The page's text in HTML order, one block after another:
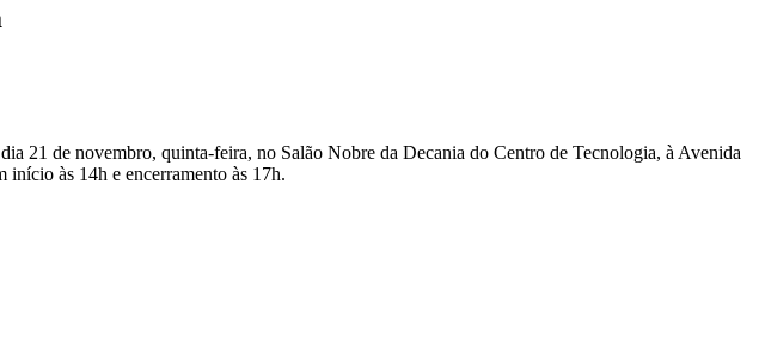
21 de novembro, quinta-feira, no Salão Nobre da Decania do Centro de Tecnologia, à Avenida
às 14h e encerramento às 17h.